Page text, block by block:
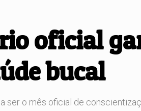
oficial
bucal
ser o mês oficial de